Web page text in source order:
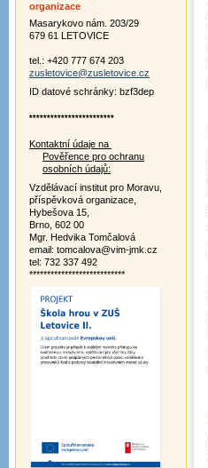
organizace
Masarykovo nám. 203/29
679 61 LETOVICE
tel.: +420 777 674 203
zusletovice@zusletovice.cz
ID datové schránky: bzf3dep
************************
Kontaktní údaje na
Pověřence pro ochranu
osobních údajů:
Vzdělávací institut pro Moravu,
příspěvková organizace,
Hybešova 15,
Brno, 602 00
Mgr. Hedvika Tomčalová
email: tomcalova@vim-jmk.cz
tel: 732 337 492
***************************